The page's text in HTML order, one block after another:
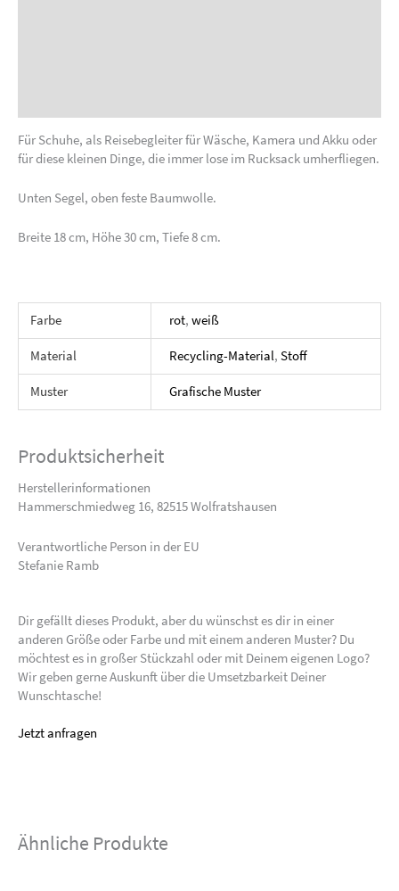
Für Schuhe, als Reisebegleiter für Wäsche, Kamera und Akku oder
für diese kleinen Dinge, die immer lose im Rucksack umherfliegen.
Unten Segel, oben feste Baumwolle.
Breite 18 cm, Höhe 30 cm, Tiefe 8 cm.
Farbe rot, weiß
Material Recycling-Material, Stoff
Muster Grafische Muster
Produktsicherheit
Herstellerinformationen
Hammerschmiedweg 16, 82515 Wolfratshausen
Verantwortliche Person in der EU
Stefanie Ramb
Dir gefällt dieses Produkt, aber du wünschst es dir in einer
anderen Größe oder Farbe und mit einem anderen Muster? Du
möchtest es in großer Stückzahl oder mit Deinem eigenen Logo?
Wir geben gerne Auskunft über die Umsetzbarkeit Deiner
Wunschtasche!
Jetzt anfragen
Ähnliche Produkte